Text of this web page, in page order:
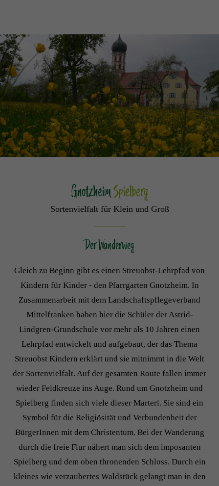
GnotzheimSpielberg
Sortenvielfalt für Klein und Groß
Der Wanderweg
Gleich zu Beginn gibt es einen Streuobst-Lehrpfad von
Kindern für Kinder - den Pfarrgarten Gnotzheim. In
Zusammenarbeit mit dem Landschaftspflegeverband
Mittelfranken haben hier die Schüler der Astrid-
Lindgren-Grundschule vor mehr als 10 Jahren einen
Lehrpfad entwickelt und aufgebaut, der das Thema
Streuobst Kindern erklärt und sie mitnimmt in die Welt
der Sortenvielfalt. Auf der gesamten Route fallen immer
wieder Feldkreuze ins Auge. Rund um Gnotzheim und
Spielberg finden sich viele dieser Marterl. Sie sind ein
Symbol für die Religiösität und Verbundenheit der
BürgerInnen mit dem Christentum. Bei der Wanderung
durch die freie Flur nähert man sich dem imposanten
Spielberg und dem oben thronenden Schloss. Durch ein
kleines wie verzaubertes Waldstück gelangt man in den